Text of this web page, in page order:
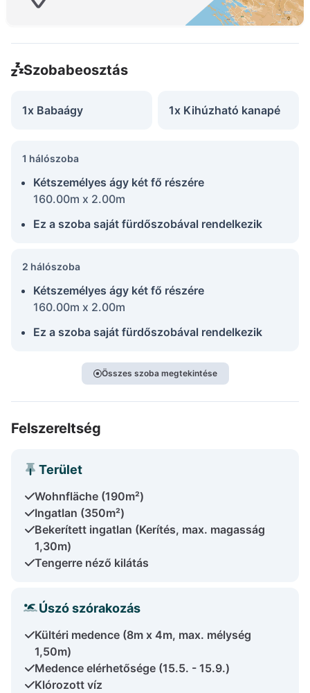
Szobabeosztás
1x Babaágy 1x Kihúzható kanapé
1 hálószoba
Kétszemélyes ágy két fő részére
160.00m x 2.00m
Ez a szoba saját fürdőszobával rendelkezik
2 hálószoba
Kétszemélyes ágy két fő részére
160.00m x 2.00m
Ez a szoba saját fürdőszobával rendelkezik
Összes szoba megtekintése
Felszereltség
Terület
Wohnfläche (190m²)
Ingatlan (350m²)
Bekerített ingatlan (Kerítés, max. magasság
1,30m)
Tengerre néző kilátás
Úszó szórakozás
Kültéri medence (8m x 4m, max. mélység
1,50m)
Medence elérhetősége (15.5. - 15.9.)
Klórozott víz